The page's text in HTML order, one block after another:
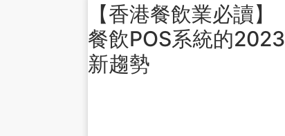
【香港餐飲業必讀】
餐飲POS系統的2023
新趨勢